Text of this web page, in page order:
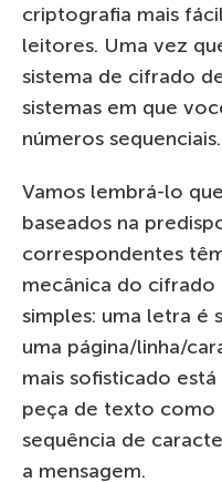
criptografia mais
leitores. Uma vez
sistema de cifrado
sistemas em que
números sequenciais.
Vamos lembrá-lo
baseados na
correspondentes
mecânica do cifrado
simples: uma letra é
uma página/linha/
mais sofisticado
peça de texto como
sequência de
a mensagem.